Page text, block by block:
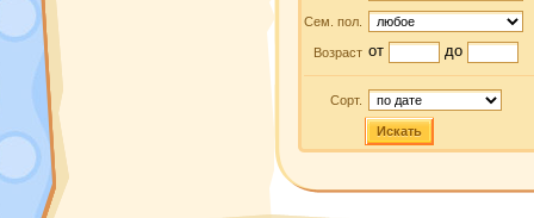
Сем. пол.
Возраст от до
Сорт.
Искать